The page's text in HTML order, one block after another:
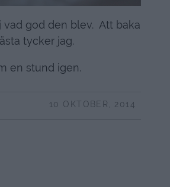
vad god den blev. Att baka
tycker jag.
en stund igen.
10 OKTOBER, 2014